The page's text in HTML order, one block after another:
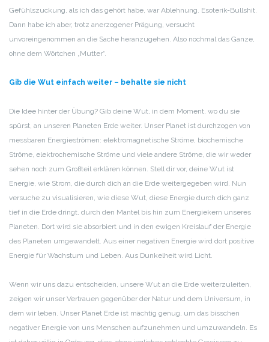
Gefühlszuckung, als ich das gehört habe, war Ablehnung. Esoterik-Bullshit.
Dann habe ich aber, trotz anerzogener Prägung, versucht
unvoreingenommen an die Sache heranzugehen. Also nochmal das Ganze,
ohne dem Wörtchen „Mutter“.
Gib die Wut einfach weiter – behalte sie nicht
Die Idee hinter der Übung? Gib deine Wut, in dem Moment, wo du sie
spürst, an unseren Planeten Erde weiter. Unser Planet ist durchzogen von
messbaren Energieströmen: elektromagnetische Ströme, biochemische
Ströme, elektrochemische Ströme und viele andere Ströme, die wir weder
sehen noch zum Großteil erklären können. Stell dir vor, deine Wut ist
Energie, wie Strom, die durch dich an die Erde weitergegeben wird. Nun
versuche zu visualisieren, wie diese Wut, diese Energie durch dich ganz
tief in die Erde dringt, durch den Mantel bis hin zum Energiekern unseres
Planeten. Dort wird sie absorbiert und in den ewigen Kreislauf der Energie
des Planeten umgewandelt. Aus einer negativen Energie wird dort positive
Energie für Wachstum und Leben. Aus Dunkelheit wird Licht.
Wenn wir uns dazu entscheiden, unsere Wut an die Erde weiterzuleiten,
zeigen wir unser Vertrauen gegenüber der Natur und dem Universum, in
dem wir leben. Unser Planet Erde ist mächtig genug, um das bisschen
negativer Energie von uns Menschen aufzunehmen und umzuwandeln. Es